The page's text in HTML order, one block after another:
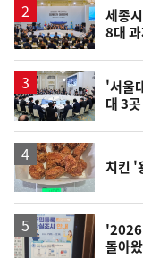
세종
8대
'서울
대 3
치킨 '
'2026
돌아